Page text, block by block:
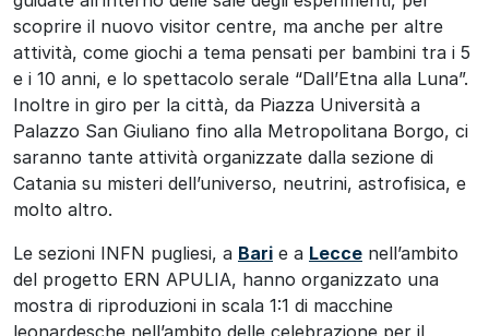
scoprire il nuovo visitor centre, ma anche per altre
attività, come giochi a tema pensati per bambini tra i 5
e i 10 anni, e lo spettacolo serale “Dall’Etna alla Luna”.
Inoltre in giro per la città, da Piazza Università a
Palazzo San Giuliano fino alla Metropolitana Borgo, ci
saranno tante attività organizzate dalla sezione di
Catania su misteri dell’universo, neutrini, astrofisica, e
molto altro.
Le sezioni INFN pugliesi, a Bari e a Lecce nell’ambito
del progetto ERN APULIA, hanno organizzato una
mostra di riproduzioni in scala 1:1 di macchine
leonardesche nell’ambito delle celebrazione per il